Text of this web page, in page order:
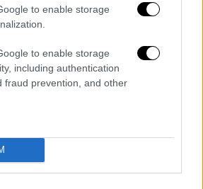
to enable storage
to enable storage
including authentication
fraud prevention, and other
Η τηλεοπτική μεταφορά της
του Τάσου Αθανασιάδη
των πρώτων χρόνων της
Η ιστορία